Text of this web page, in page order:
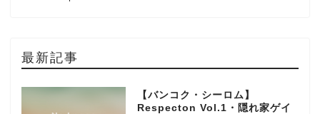
最新記事
【バンコク・シーロム】
Respecton Vol.1・隠れ家ゲイ